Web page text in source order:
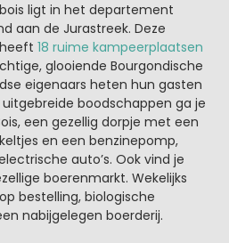
ligt in het departement
aan de Jurastreek. Deze
18 ruime kampeerplaatsen
glooiende Bourgondische
eigenaars heten hun gasten
boodschappen ga je
een gezellig dorpje met een
en een benzinepomp,
auto’s. Ook vind je
boerenmarkt. Wekelijks
bestelling, biologische
nabijgelegen boerderij.